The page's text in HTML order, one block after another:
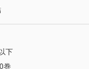
下
巻